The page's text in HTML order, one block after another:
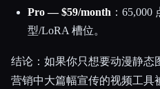
Pro — $59/month ：
型/LoRA 槽位。
结论：如果你只想要动漫静态
营销中大篇幅宣传的视频工具